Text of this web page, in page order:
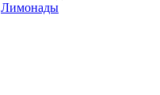
Лимонады